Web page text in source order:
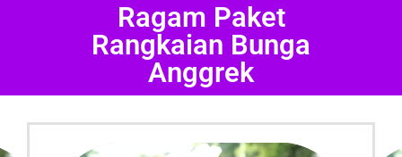
Ragam Paket
Rangkaian Bunga
Anggrek